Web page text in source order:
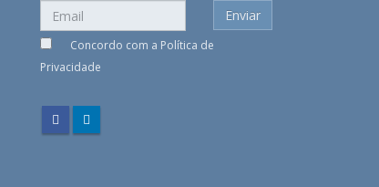
Concordo com a Política de
Privacidade